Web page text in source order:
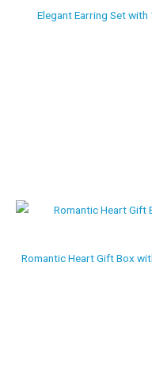
Elegant Earring Set with
Romantic Heart Gift Box